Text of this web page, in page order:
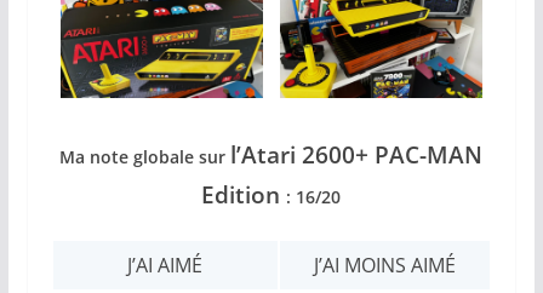
Ma note globale sur l’Atari 2600+ PAC-MAN
Edition : 16/20
J’AI AIMÉ
J’AI MOINS AIMÉ